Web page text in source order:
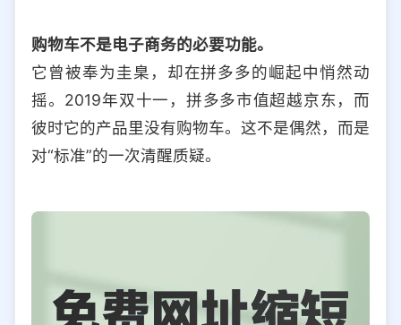
购物车不是电子商务的必要功能。
它曾被奉为圭臬，却在拼多多的崛起中悄然动
摇。2019年双十一，拼多多市值超越京东，而
彼时它的产品里没有购物车。这不是偶然，而是
对“标准”的一次清醒质疑。